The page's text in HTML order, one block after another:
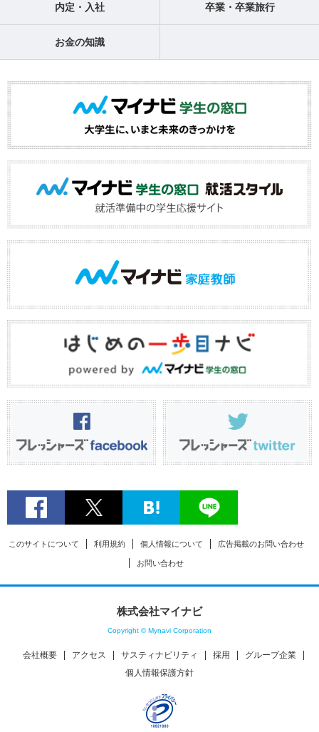
内定・入社 卒業・卒業旅行
お金の知識
このサイトについて 利用規約 個人情報について 広告掲載のお問い合わせ
お問い合わせ
株式会社マイナビ
Copyright © Mynavi Corporation
会社概要 アクセス サスティナビリティ 採用
グループ企業
個人情報保護方針